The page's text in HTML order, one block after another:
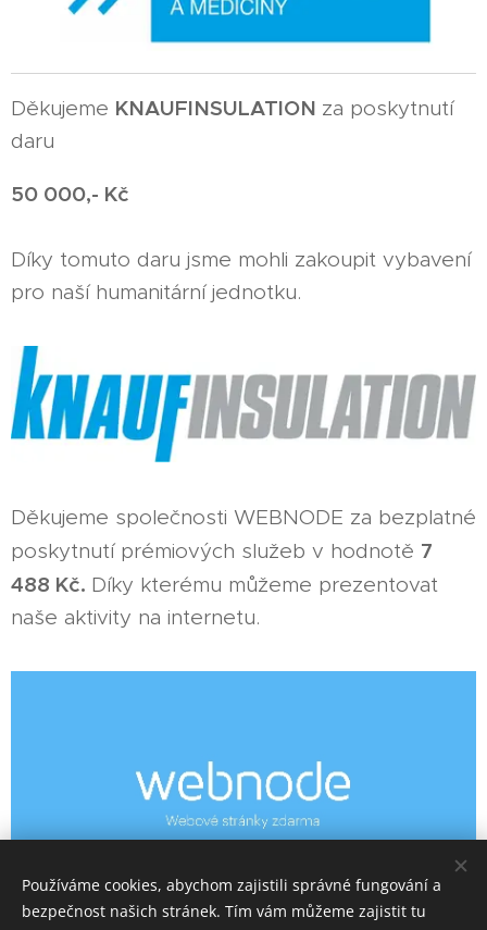
Děkujeme KNAUFINSULATION za poskytnutí
daru
50 000,- Kč
Díky tomuto daru jsme mohli zakoupit vybavení
pro naší humanitární jednotku.
Děkujeme společnosti WEBNODE za bezplatné
poskytnutí prémiových služeb v hodnotě 7
488 Kč. Díky kterému můžeme prezentovat
naše aktivity na internetu.
Používáme cookies, abychom zajistili správné fungování a
bezpečnost našich stránek. Tím vám můžeme zajistit tu